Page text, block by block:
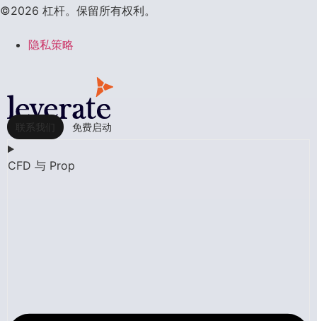
©2026 杠杆。保留所有权利。
隐私策略
联系我们 免费启动
CFD 与 Prop